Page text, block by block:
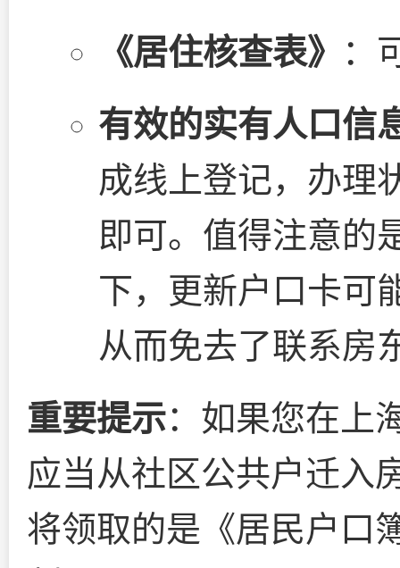
《居住核查表》 ：
有效的实有人口信
成线上登记，办理
即可。值得注意的
下，更新户口卡可
从而免去了联系房
重要提示：如果您在上
应当从社区公共户迁入
将领取的是《居民户口